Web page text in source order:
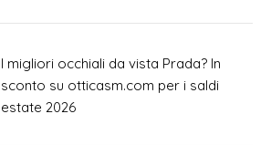
I migliori occhiali da vista Prada? In
sconto su otticasm.com per i saldi
estate 2026